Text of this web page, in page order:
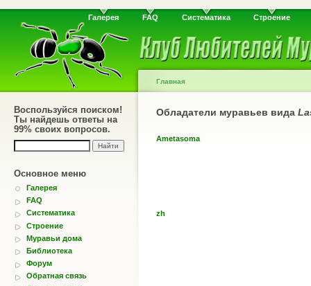
Галерея FAQ Систематика Строение
Воспользуйся поиском!
Ты найдешь ответы на
99% своих вопросов.
Основное меню
Галерея
FAQ
Систематика
Строение
Муравьи дома
Библиотека
Форум
Обратная связь
Главная
Обладатели муравьев вида
Ametasoma
zh